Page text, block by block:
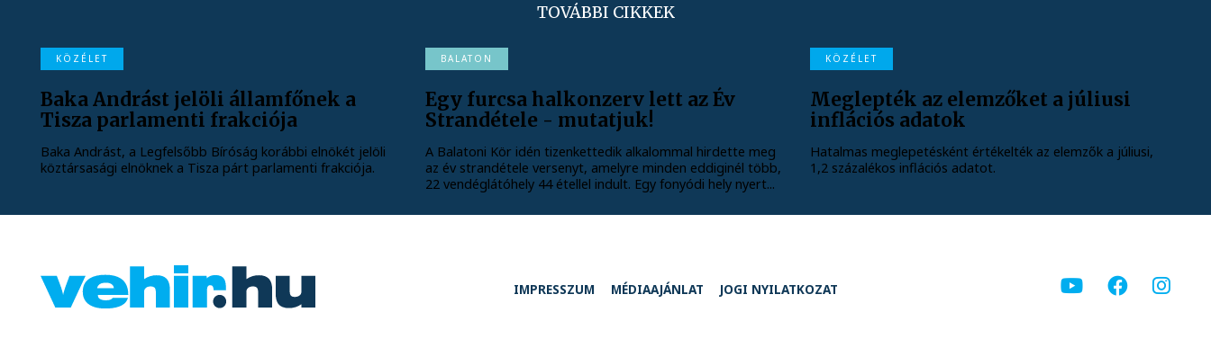
TOVÁBBI CIKKEK
KÖZÉLET
Baka Andrást jelöli államfőnek a
Tisza parlamenti frakciója
Baka Andrást, a Legfelsőbb Bíróság korábbi elnökét jelöli
köztársasági elnöknek a Tisza párt parlamenti frakciója.
BALATON
Egy furcsa halkonzerv lett az Év
Strandétele - mutatjuk!
A Balatoni Kör idén tizenkettedik alkalommal hirdette meg
az év strandétele versenyt, amelyre minden eddiginél több,
22 vendéglátóhely 44 étellel indult. Egy fonyódi hely nyert...
KÖZÉLET
Meglepték az elemzőket a júliusi
inflációs adatok
Hatalmas meglepetésként értékelték az elemzők a júliusi,
1,2 százalékos inflációs adatot.
IMPRESSZUM MÉDIAAJÁNLAT JOGI NYILATKOZAT